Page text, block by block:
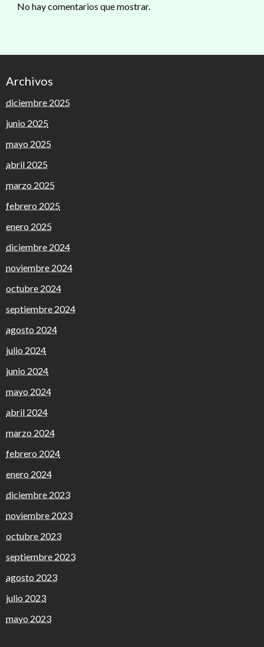
No hay comentarios que mostrar.
Archivos
diciembre 2025
junio 2025
mayo 2025
abril 2025
marzo 2025
febrero 2025
enero 2025
diciembre 2024
noviembre 2024
octubre 2024
septiembre 2024
agosto 2024
julio 2024
junio 2024
mayo 2024
abril 2024
marzo 2024
febrero 2024
enero 2024
diciembre 2023
noviembre 2023
octubre 2023
septiembre 2023
agosto 2023
julio 2023
mayo 2023